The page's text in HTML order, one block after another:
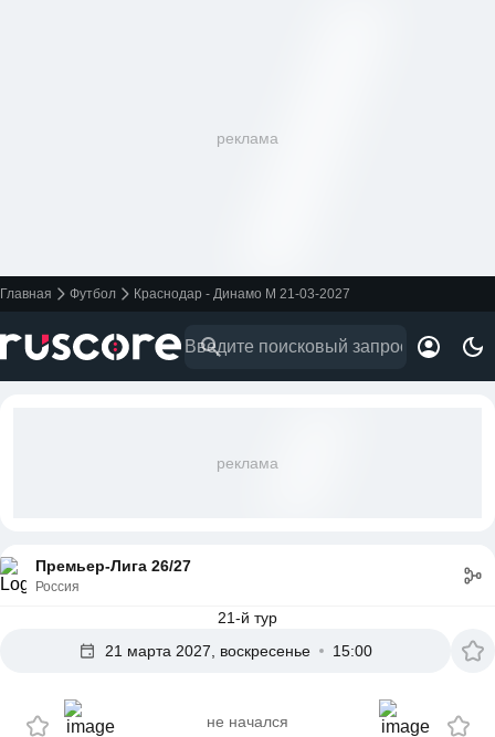
реклама
Главная Футбол Краснодар - Динамо М 21-03-2027
реклама
Премьер-Лига 26/27
Россия
21-й тур
21 марта 2027, воскресенье
15:00
не начался